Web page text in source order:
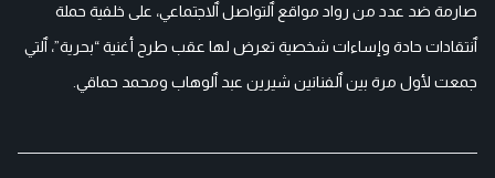
صارمة ضد عدد من رواد مواقع ٱلتواصل ٱلاجتماعي، على خلفية حملة
ٱنتقادات حادة وإساءات شخصية تعرض لها عقب طرح أغنية “بحرية”، ٱلتي
جمعت لأول مرة بين ٱلفنانين شيرين عبد ٱلوهاب ومحمد حماقي.